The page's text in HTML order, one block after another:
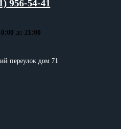
956-54-41
до 21:00
переулок дом 71